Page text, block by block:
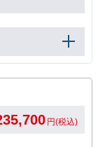
円(税込)